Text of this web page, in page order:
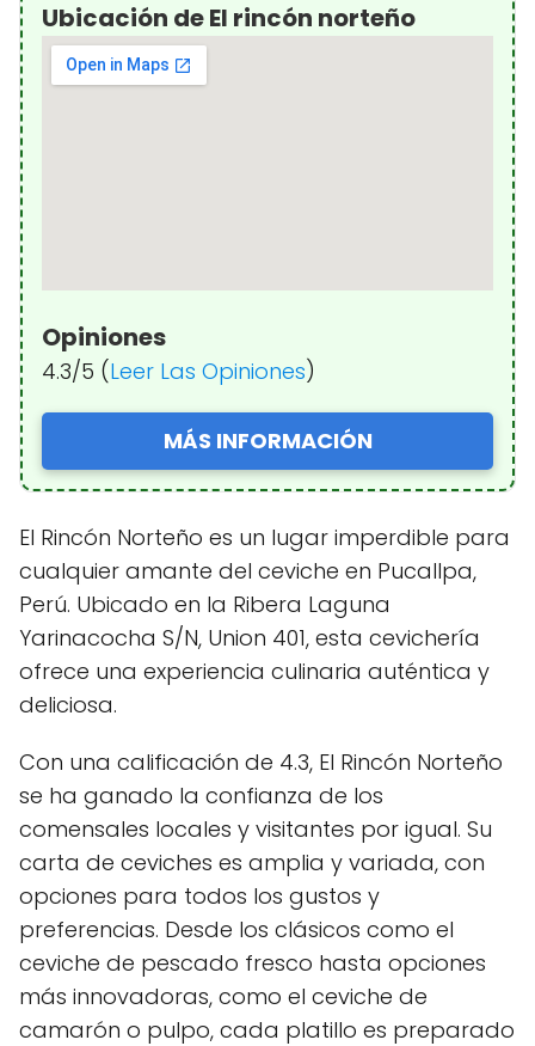
Ubicación de El rincón norteño
Opiniones
4.3/5 (Leer Las Opiniones)
MÁS INFORMACIÓN
El Rincón Norteño es un lugar imperdible para
cualquier amante del ceviche en Pucallpa,
Perú. Ubicado en la Ribera Laguna
Yarinacocha S/N, Union 401, esta cevichería
ofrece una experiencia culinaria auténtica y
deliciosa.
Con una calificación de 4.3, El Rincón Norteño
se ha ganado la confianza de los
comensales locales y visitantes por igual. Su
carta de ceviches es amplia y variada, con
opciones para todos los gustos y
preferencias. Desde los clásicos como el
ceviche de pescado fresco hasta opciones
más innovadoras, como el ceviche de
camarón o pulpo, cada platillo es preparado